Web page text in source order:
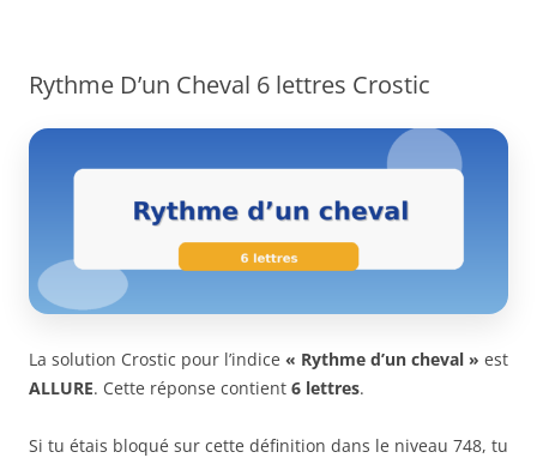
Rythme D’un Cheval 6 lettres Crostic
La solution Crostic pour l’indice « Rythme d’un cheval » est
ALLURE. Cette réponse contient 6 lettres.
Si tu étais bloqué sur cette définition dans le niveau 748, tu